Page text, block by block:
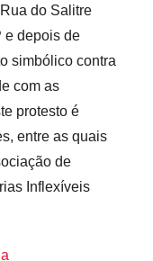
do Salitre
e depois de
simbólico contra
com as
protesto é
entre as quais
de
Inflexíveis